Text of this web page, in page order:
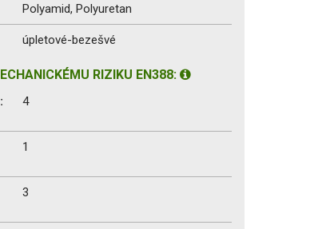
Polyamid, Polyuretan
úpletové-bezešvé
RIZIKU EN388:
4
1
3